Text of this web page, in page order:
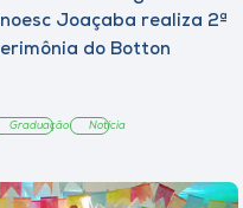
Joaçaba realiza 2ª
do Botton
Graduação Notícia